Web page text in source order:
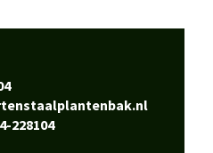
228104